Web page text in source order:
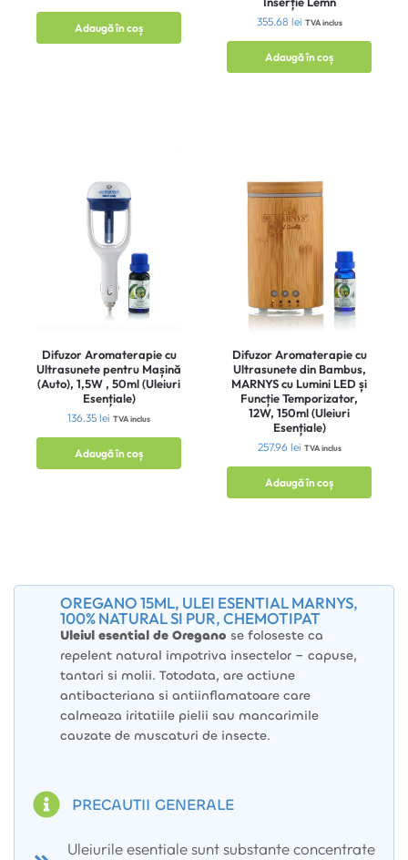
Adaugă în coș 355.68 lei TVA inclus
Adaugă în coș
Difuzor Aromaterapie cu
Ultrasunete pentru Mașină
(Auto), 1,5W , 50ml (Uleiuri
Esențiale)
136.35 lei TVA inclus
Adaugă în coș
Difuzor Aromaterapie cu
Ultrasunete din Bambus,
MARNYS cu Lumini LED și
Funcție Temporizator,
12W, 150ml (Uleiuri
Esențiale)
257.96 lei TVA inclus
Adaugă în coș
OREGANO 15ML, ULEI ESENTIAL MARNYS,
100% NATURAL SI PUR, CHEMOTIPAT
Uleiul esential de Oregano se foloseste ca
repelent natural impotriva insectelor – capuse,
tantari si molii. Totodata, are actiune
antibacteriana si antiinflamatoare care
calmeaza iritatiile pielii sau mancarimile
cauzate de muscaturi de insecte.
PRECAUTII GENERALE
Uleiurile esentiale sunt substante concentrate